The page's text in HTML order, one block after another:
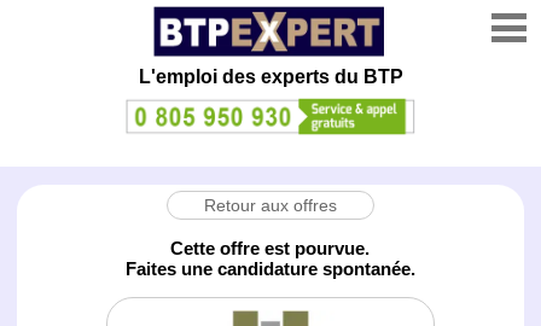
L'emploi des experts du BTP
Retour aux offres
Cette offre est pourvue.
Faites une candidature spontanée.